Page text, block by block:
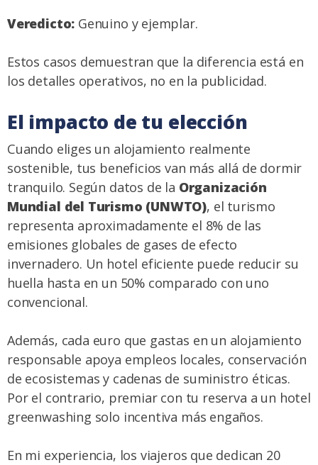
Veredicto: Genuino y ejemplar.
Estos casos demuestran que la diferencia está en
los detalles operativos, no en la publicidad.
El impacto de tu elección
Cuando eliges un alojamiento realmente
sostenible, tus beneficios van más allá de dormir
tranquilo. Según datos de la Organización
Mundial del Turismo (UNWTO), el turismo
representa aproximadamente el 8% de las
emisiones globales de gases de efecto
invernadero. Un hotel eficiente puede reducir su
huella hasta en un 50% comparado con uno
convencional.
Además, cada euro que gastas en un alojamiento
responsable apoya empleos locales, conservación
de ecosistemas y cadenas de suministro éticas.
Por el contrario, premiar con tu reserva a un hotel
greenwashing solo incentiva más engaños.
En mi experiencia, los viajeros que dedican 20